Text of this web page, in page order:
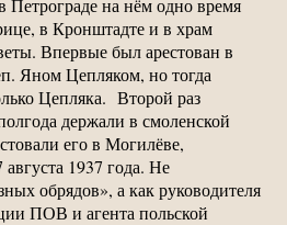
Петрограде на нём одно время
в Кронштадте и в храм
Впервые был арестован в
Яном Цепляком, но тогда
Цепляка. Второй раз
держали в смоленской
его в Могилёве,
1937 года. Не
обрядов», а как руководителя
ПОВ и агента польской